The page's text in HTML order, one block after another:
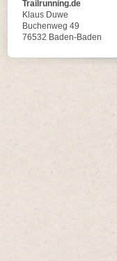
Trailrunning.de
Klaus Duwe
Buchenweg 49
76532 Baden-Baden